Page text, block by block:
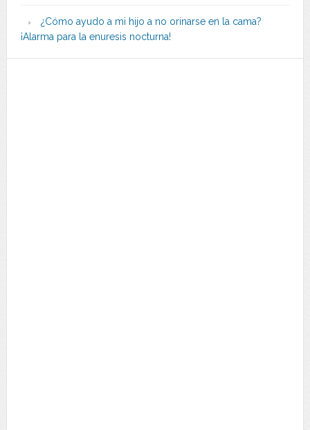
¿Cómo ayudo a mi hijo a no orinarse en la cama?
¡Alarma para la enuresis nocturna!